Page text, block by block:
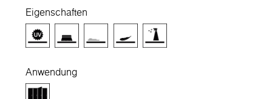
Eigenschaften
Anwendung